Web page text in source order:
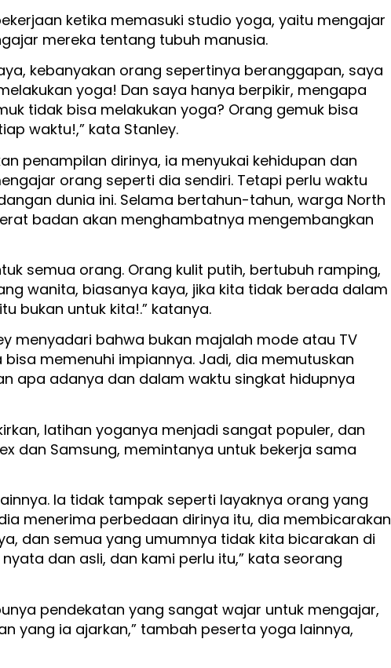
ketika memasuki studio yoga, yaitu mengajar
mereka tentang tubuh manusia.
kebanyakan orang sepertinya beranggapan, saya
yoga! Dan saya hanya berpikir, mengapa
tidak bisa melakukan yoga? Orang gemuk bisa
waktu!,” kata Stanley.
penampilan dirinya, ia menyukai kehidupan dan
orang seperti dia sendiri. Tetapi perlu waktu
dunia ini. Selama bertahun-tahun, warga North
badan akan menghambatnya mengembangkan
semua orang. Orang kulit putih, bertubuh ramping,
wanita, biasanya kaya, jika kita tidak berada dalam
bukan untuk kita!.” katanya.
menyadari bahwa bukan majalah mode atau TV
memenuhi impiannya. Jadi, dia memutuskan
apa adanya dan dalam waktu singkat hidupnya
latihan yoganya menjadi sangat populer, dan
dan Samsung, memintanya untuk bekerja sama
Ia tidak tampak seperti layaknya orang yang
menerima perbedaan dirinya itu, dia membicarakan
dan semua yang umumnya tidak kita bicarakan di
dan asli, dan kami perlu itu,” kata seorang
pendekatan yang sangat wajar untuk mengajar,
yang ia ajarkan,” tambah peserta yoga lainnya,